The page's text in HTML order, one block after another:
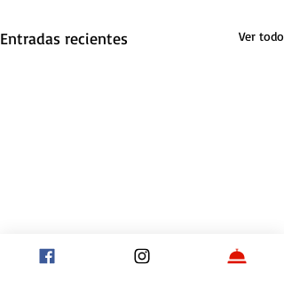
Entradas recientes Ver todo